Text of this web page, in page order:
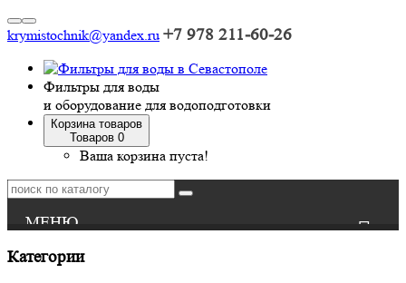
krymistochnik@yandex.ru +7 978 211-60-26
Фильтры для воды
и оборудование для водоподготовки
Корзина товаров
Товаров 0
Ваша корзина пуста!
Новости
Категории